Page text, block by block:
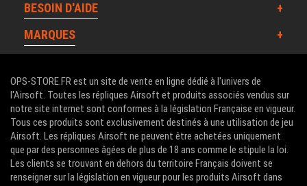
BESOIN D'AIDE
MARQUES
OPS-STORE.FR est un site de vente en ligne dédié à l'univers de
l'Airsoft. Toutes les répliques Airsoft et produits associés vendus sur
notre site internet sont conformes à la législation Française en vigueur.
Tous ces produits sont exclusivement destinés à une utilisation de jeu
Airsoft. Les répliques Airsoft ne peuvent être achetées uniquement
que par des personnes âgées de plus de 18 ans comme le stipule la loi.
Les clients se trouvant en dehors du territoire Français doivent se
renseigner sur la législation en vigueur pour les produits Airsoft dans